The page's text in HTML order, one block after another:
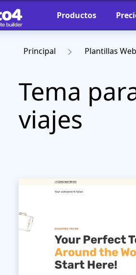
Productos
Principal Plantillas Web
Tema
viajes